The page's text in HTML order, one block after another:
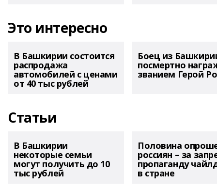
Это интересно
В Башкирии состоится
распродажа
автомобилей с ценами
от 40 тыс рублей
Боец из
посмертно
званием Герой
Статьи
В Башкирии
некоторые семьи
могут получить до 10
тыс рублей
Половина
россиян – за
пропаганду
в стране